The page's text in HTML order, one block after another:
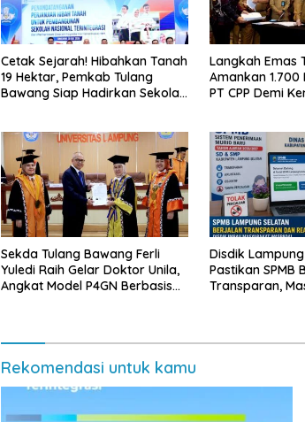
Cetak Sejarah! Hibahkan Tanah
19 Hektar, Pemkab Tulang
Bawang Siap Hadirkan Sekolah
Langkah Emas
Amankan
PT CPP Demi
Sekda Tulang Bawang Ferli
Yuledi Raih Gelar Doktor Unila,
Angkat Model P4GN Berbasis
Disdik
Pastikan SPMB
Transparan,
Rekomendasi untuk kamu